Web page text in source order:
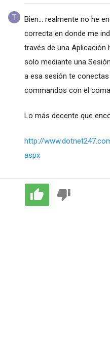
Bien... realmente no he
correcta en donde me
través de una Aplicación
solo mediante una
a esa sesión te
commandos con el
Lo más decente que
http://
aspx